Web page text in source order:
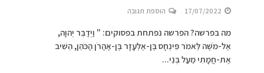
17/07/2022 הוספת תגובה
מה בפרשה? הפרשה נפתחת בפסוקים: " וַיְדַבֵּר יְהוָה,
אֶל-מֹשֶׁה לֵּאמֹר פִּינְחָס בֶּן-אֶלְעָזָר בֶּן-אַהֲרֹן הַכֹּהֵן, הֵשִׁיב
אֶת-חֲמָתִי מֵעַל בְּנֵי...